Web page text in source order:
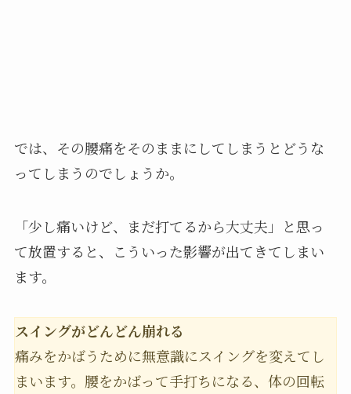
では、その腰痛をそのままにしてしまうとどうな
ってしまうのでしょうか。
「少し痛いけど、まだ打てるから大丈夫」と思っ
て放置すると、こういった影響が出てきてしまい
ます。
スイングがどんどん崩れる
痛みをかばうために無意識にスイングを変えてし
まいます。腰をかばって手打ちになる、体の回転